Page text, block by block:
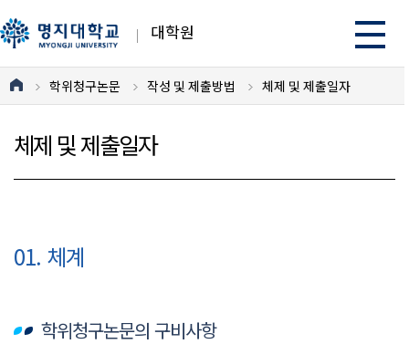
대학원
학위청구논문 작성 및 제출방법 체제 및 제출일자
체제 및 제출일자
01. 체계
학위청구논문의 구비사항